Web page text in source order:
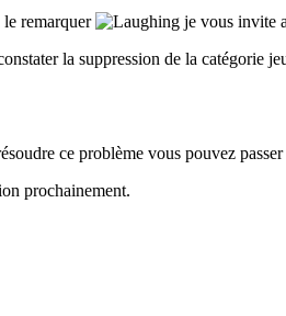
le remarquer
je vous invite
la suppression de la catégorie
ce problème vous pouvez
prochainement.